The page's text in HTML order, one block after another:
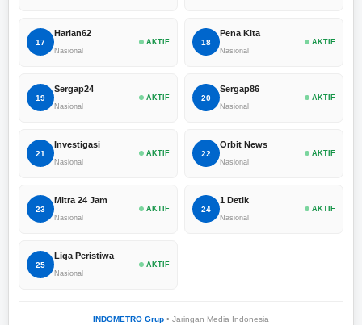
17
Harian62
Nasional
AKTIF 18
Pena Kita
Nasional
AKTIF
19
Sergap24
Nasional
AKTIF 20
Sergap86
Nasional
AKTIF
21
Investigasi
Nasional
AKTIF 22
Orbit News
Nasional
AKTIF
23
Mitra 24 Jam
Nasional
AKTIF 24
1 Detik
Nasional
AKTIF
25
Liga Peristiwa
Nasional
AKTIF
INDOMETRO Grup • Jaringan Media Indonesia